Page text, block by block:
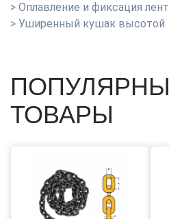
> Оплавление и фиксация
> Уширенный кушак высотой
ТОВАРЫ